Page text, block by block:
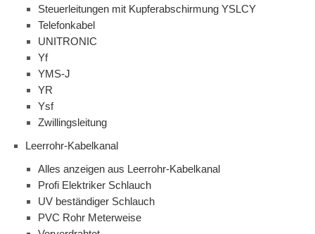
Steuerleitungen mit Kupferabschirmung YSLCY
Telefonkabel
UNITRONIC
Yf
YMS-J
YR
Ysf
Zwillingsleitung
Leerrohr-Kabelkanal
Alles anzeigen aus Leerrohr-Kabelkanal
Profi Elektriker Schlauch
UV beständiger Schlauch
PVC Rohr Meterweise